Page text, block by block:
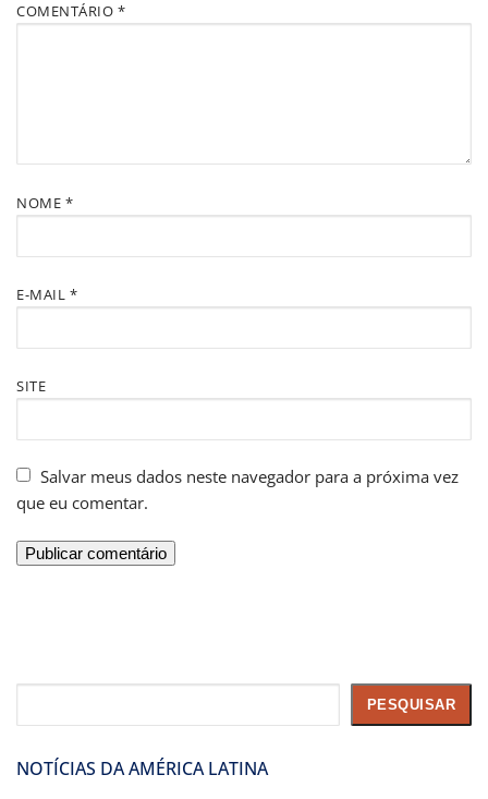
COMENTÁRIO *
NOME *
E-MAIL *
SITE
Salvar meus dados neste navegador para a próxima vez
que eu comentar.
PESQUISAR
NOTÍCIAS DA AMÉRICA LATINA